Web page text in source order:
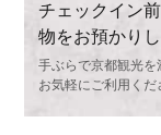
チェックイン
物をお預かりし
手ぶらで京都観光を
お気軽にご利用くだ